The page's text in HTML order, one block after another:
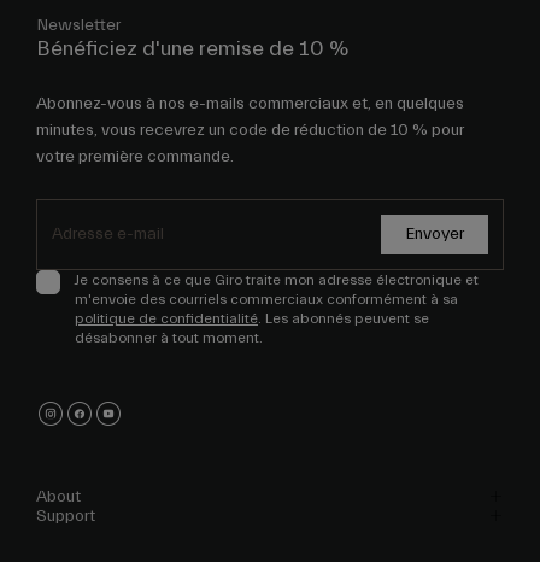
Newsletter
Bénéficiez d'une remise de 10 %
Abonnez-vous à nos e-mails commerciaux et, en quelques
minutes, vous recevrez un code de réduction de 10 % pour
votre première commande.
Envoyer
Je consens à ce que Giro traite mon adresse électronique et
m'envoie des courriels commerciaux conformément à sa
politique de confidentialité. Les abonnés peuvent se
désabonner à tout moment.
About
Support